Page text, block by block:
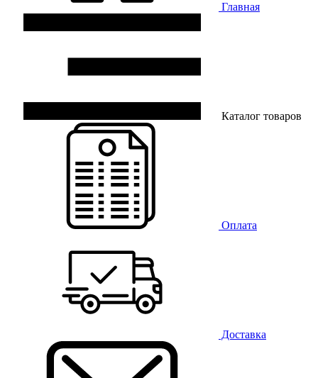
Главная
Каталог товаров
Оплата
Доставка